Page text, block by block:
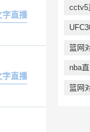
字直播
字直播
cctv5
篮网
nba
篮网